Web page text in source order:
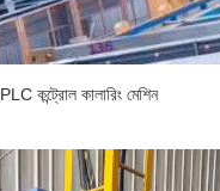
কন্ট্রোল কালারিং মেশিন